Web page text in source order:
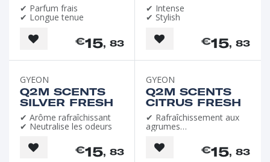
✔ Parfum frais
✔ Longue tenue
€15, 83
✔ Intense
✔ Stylish
€15, 83
GYEON
Q2M SCENTS
SILVER FRESH
✔ Arôme rafraîchissant
✔ Neutralise les odeurs
€15, 83
GYEON
Q2M SCENTS
CITRUS FRESH
✔ Rafraîchissement aux
agrumes
✔ Neutralisation des
odeurs
€15, 83